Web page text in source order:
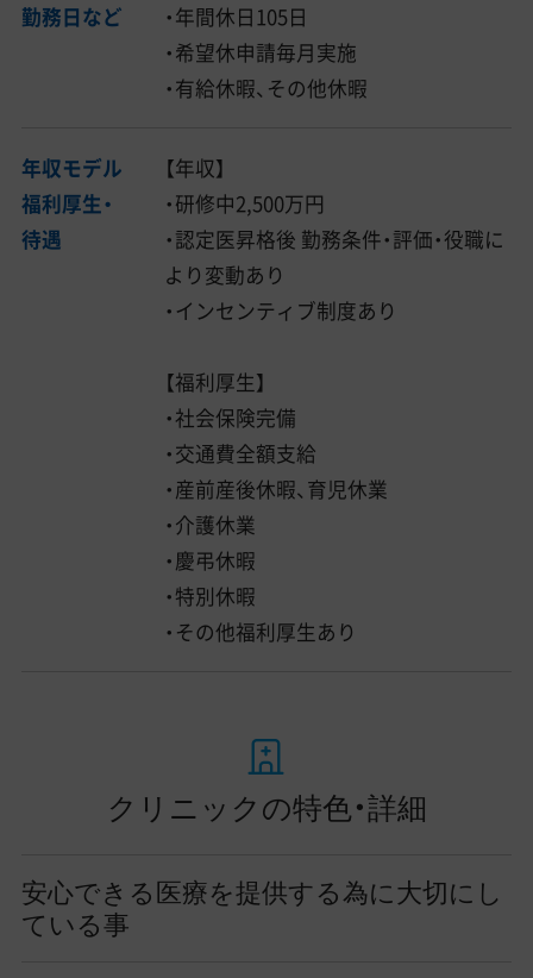
勤務日など
・年間休日105日
・希望休申請毎月実施
・有給休暇、その他休暇
年収モデル
福利厚生・
待遇
【年収】
・研修中2,500万円
・認定医昇格後 勤務条件・評価・役職に
より変動あり
・インセンティブ制度あり
【福利厚生】
・社会保険完備
・交通費全額支給
・産前産後休暇、育児休業
・介護休業
・慶弔休暇
・特別休暇
・その他福利厚生あり
クリニックの特色・詳細
安心できる医療を提供する為に大切にし
ている事